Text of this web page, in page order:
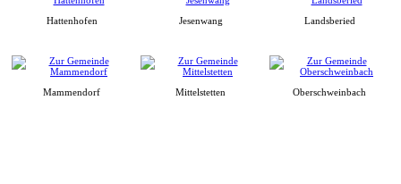
Hattenhofen Jesenwang Landsberied
Mammendorf Mittelstetten Oberschweinbach